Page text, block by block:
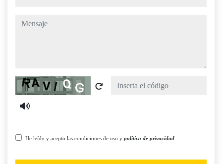
mensaje
Captcha
He leído y acepto las condiciones de uso y política de privacidad